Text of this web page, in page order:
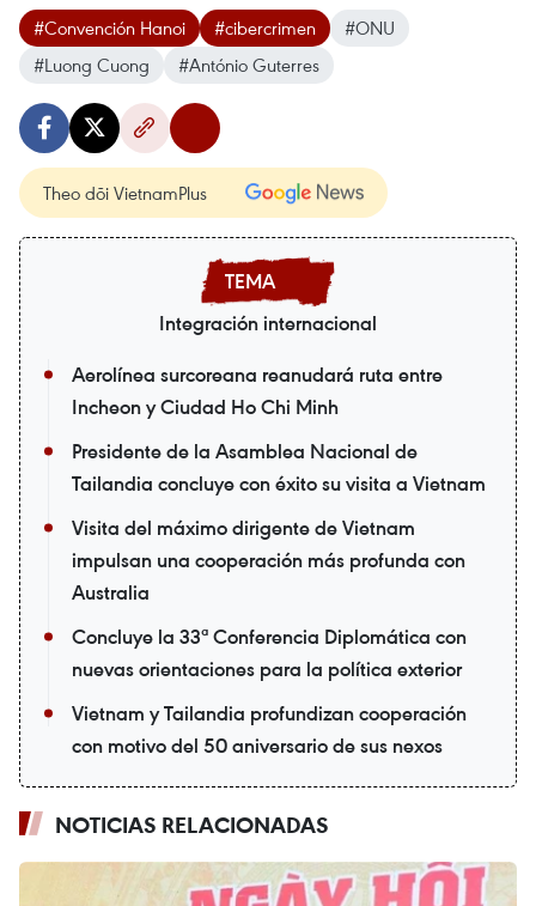
#Convención Hanoi #cibercrimen
#ONU
#Luong Cuong
#António Guterres
Theo dõi VietnamPlus
Integración internacional
Aerolínea surcoreana reanudará ruta entre
Incheon y Ciudad Ho Chi Minh
Presidente de la Asamblea Nacional de
Tailandia concluye con éxito su visita a Vietnam
Visita del máximo dirigente de Vietnam
impulsan una cooperación más profunda con
Australia
Concluye la 33ª Conferencia Diplomática con
nuevas orientaciones para la política exterior
Vietnam y Tailandia profundizan cooperación
con motivo del 50 aniversario de sus nexos
NOTICIAS RELACIONADAS